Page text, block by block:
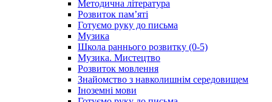
Методична література
Розвиток пам’яті
Готуємо руку до письма
Музика
Школа раннього розвитку (0-5)
Музика. Мистецтво
Розвиток мовлення
Знайомство з навколишнім середовищем
Іноземні мови